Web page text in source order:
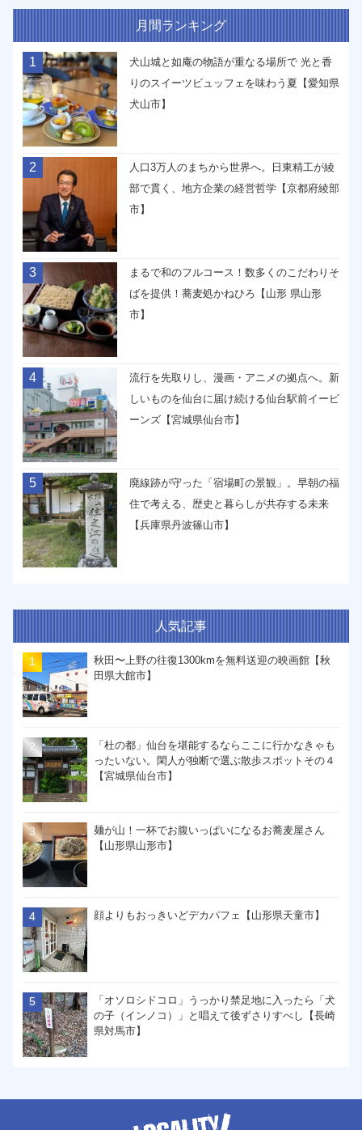
月間ランキング
1
犬山城と如庵の物語が重なる場所で 光と香
りのスイーツビュッフェを味わう夏【愛知県
犬山市】
2
人口3万人のまちから世界へ。日東精工が綾
部で貫く、地方企業の経営哲学【京都府綾部
市】
3
まるで和のフルコース！数多くのこだわりそ
ばを提供！蕎麦処かねひろ【山形 県山形
市】
4
流行を先取りし、漫画・アニメの拠点へ。新
しいものを仙台に届け続ける仙台駅前イービ
ーンズ【宮城県仙台市】
5
廃線跡が守った「宿場町の景観」。早朝の福
住で考える、歴史と暮らしが共存する未来
【兵庫県丹波篠山市】
人気記事
秋田〜上野の往復1300kmを無料送迎の映画館【秋
田県大館市】
「杜の都」仙台を堪能するならここに行かなきゃも
ったいない。閑人が独断で選ぶ散歩スポットその４
【宮城県仙台市】
麺が山！一杯でお腹いっぱいになるお蕎麦屋さん
【山形県山形市】
顔よりもおっきいどデカパフェ【山形県天童市】
「オソロシドコロ」うっかり禁足地に入ったら「犬
の子（インノコ）」と唱えて後ずさりすべし【長崎
県対馬市】